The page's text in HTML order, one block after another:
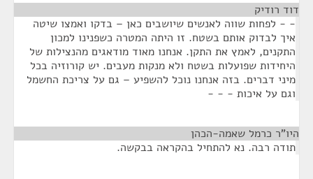
דוד רודיק
- - לפחות שווה לאנשים שיושבים כאן – בדקו ואמצו שיטה
איך לבדוק אותם בשטח. זו היתה המטרה כשפנינו למכון
התקנים, לאמץ את התקן. אנחנו מאוד מודאגים מהנצילות של
היחידות שפועלות בשטח ולא מנקות מעבים. יש קורוזיה בכל
מיני דברים. בזה אנחנו נוכל להשפיע – גם על צריכת החשמל
וגם על איכות - - -
היו"ר כרמל שאמה-הכהן
תודה רבה. נא להתחיל בהקראה בבקשה.